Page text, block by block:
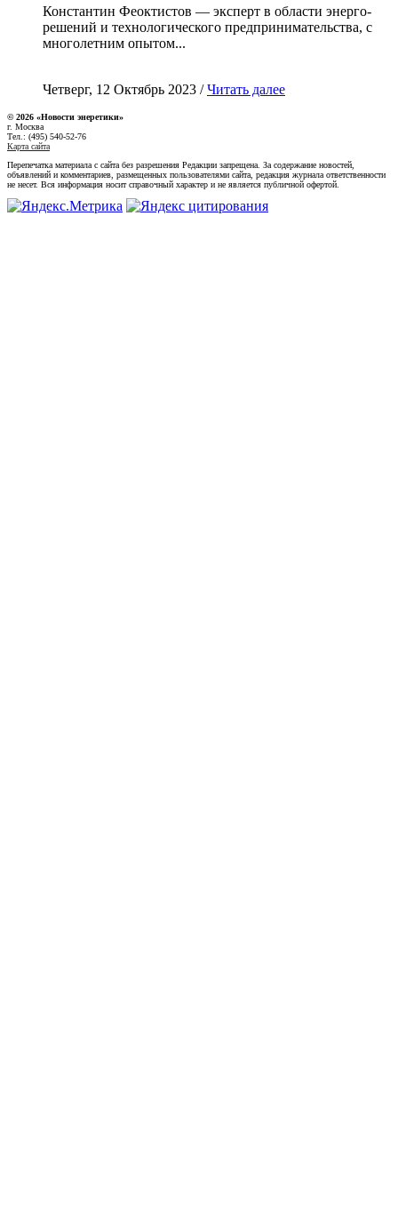
Константин Феоктистов — эксперт в области энерго-
решений и технологического предпринимательства, с
многолетним опытом...
Четверг, 12 Октябрь 2023 /Читать далее
© 2026 «Новости энеретики»
г. Москва
Тел.: (495) 540-52-76
Карта сайта
Перепечатка материала с сайта без разрешения Редакции запрещена. За содержание новостей,
объявлений и комментариев, размещенных пользователями сайта, редакция журнала ответственности
не несет. Вся информация носит справочный характер и не является публичной офертой.